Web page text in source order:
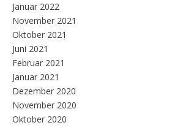
Januar 2022
November 2021
Oktober 2021
Juni 2021
Februar 2021
Januar 2021
Dezember 2020
November 2020
Oktober 2020